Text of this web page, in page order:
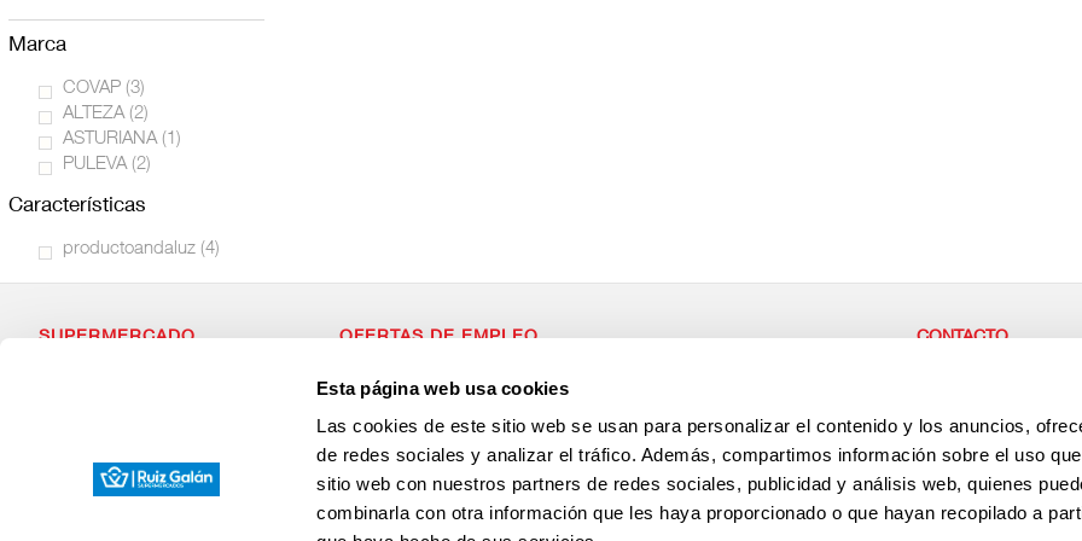
Esta página web usa cookies
Las cookies de este sitio web se usan para personalizar el contenido y los anuncios,
de redes sociales y analizar el tráfico. Además, compartimos información sobre el uso
sitio web con nuestros partners de redes sociales, publicidad y análisis web, quienes
combinarla con otra información que les haya proporcionado o que hayan recopilado a
marca
COVAP (3)
ALTEZA (2)
ASTURIANA (1)
PULEVA (2)
características
productoandaluz (4)
SUPERMERCADO
Charcutería
Quesos al Corte
OFERTAS DE EMPLEO
con valores, que apuesta por las personas,
CONTACTO
España
+34 956 64 33 01
Antención al cliente
+34 696 237 022